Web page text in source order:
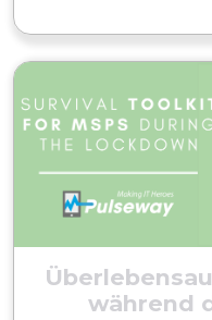
während